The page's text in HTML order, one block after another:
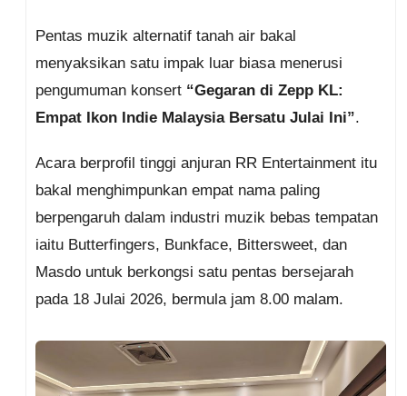
Pentas muzik alternatif tanah air bakal
menyaksikan satu impak luar biasa menerusi
pengumuman konsert “Gegaran di Zepp KL:
Empat Ikon Indie Malaysia Bersatu Julai Ini”.
Acara berprofil tinggi anjuran RR Entertainment itu
bakal menghimpunkan empat nama paling
berpengaruh dalam industri muzik bebas tempatan
iaitu Butterfingers, Bunkface, Bittersweet, dan
Masdo untuk berkongsi satu pentas bersejarah
pada 18 Julai 2026, bermula jam 8.00 malam.